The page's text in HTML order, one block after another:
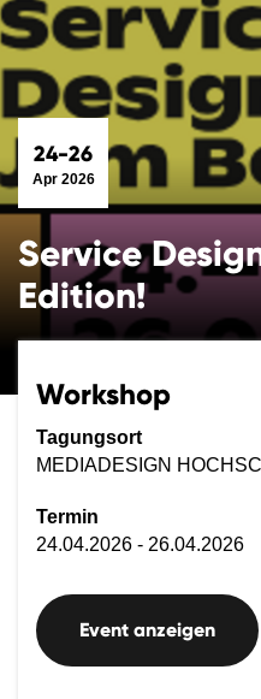
24-26
Apr 2026
Service
Edition!
Workshop
Tagungsort
MEDIADESIGN
Termin
24.04.2026 - 26.04.2026
Event anzeigen